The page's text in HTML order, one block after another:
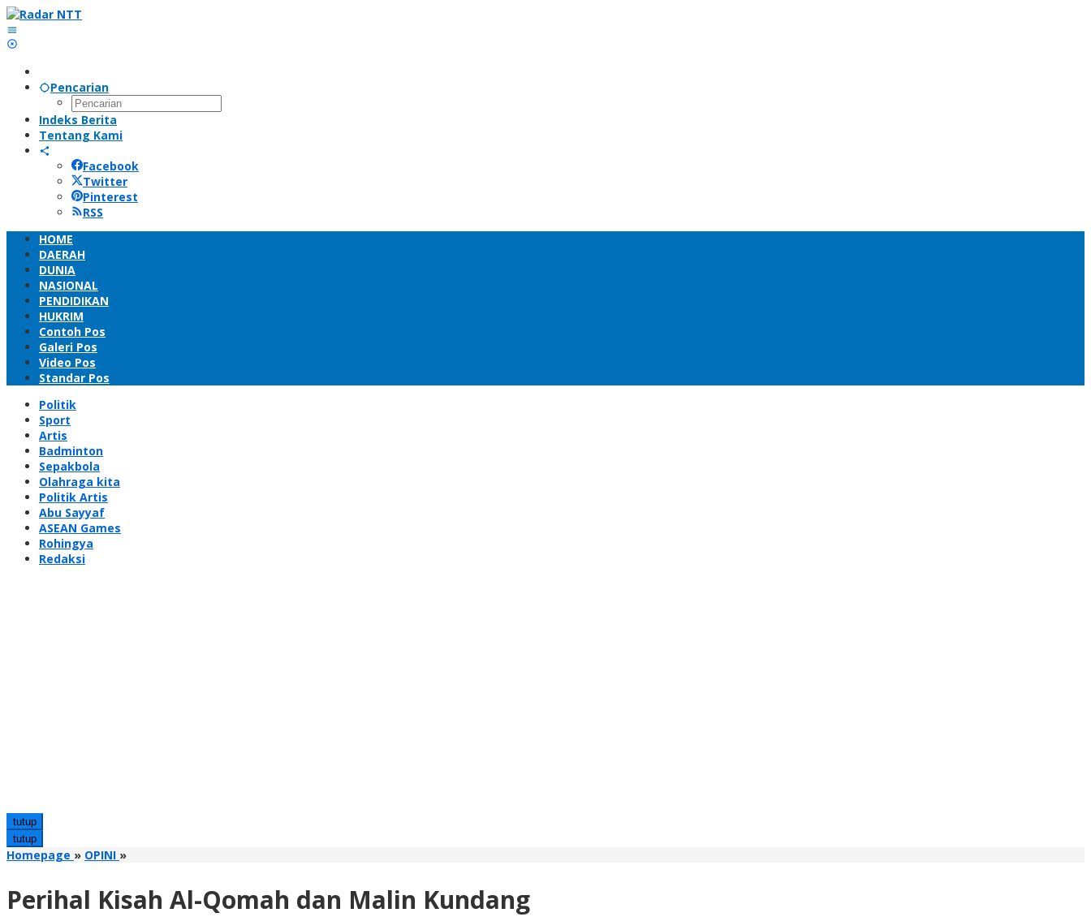
Lewati
ke
konten
Pencarian
Indeks Berita
Tentang Kami
Facebook
Twitter
Pinterest
RSS
HOME
DAERAH
DUNIA
NASIONAL
PENDIDIKAN
HUKRIM
Contoh Pos
Galeri Pos
Video Pos
Standar Pos
Politik
Sport
Artis
Badminton
Sepakbola
Olahraga kita
Politik Artis
Abu Sayyaf
ASEAN Games
Rohingya
Redaksi
tutup
tutup
Homepage » OPINI »Perihal
Qomah
Perihal Kisah Al-Qomah dan Malin Kundang